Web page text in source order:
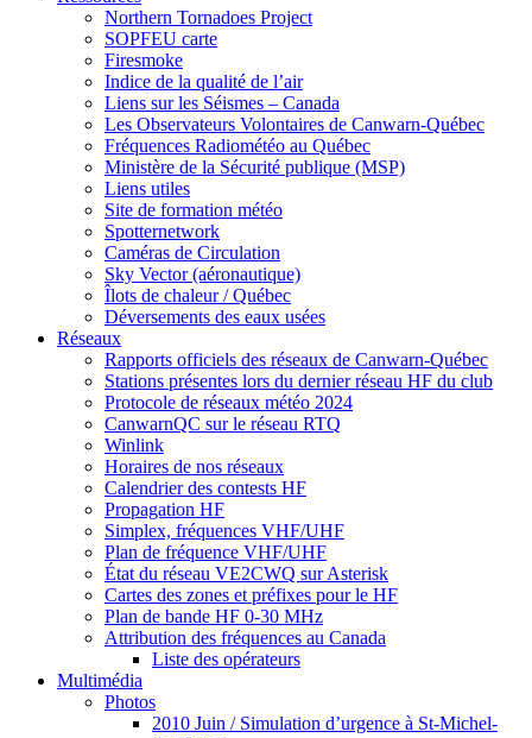
Northern Tornadoes Project
SOPFEU carte
Firesmoke
Indice de la qualité de l’air
Liens sur les Séismes – Canada
Les Observateurs Volontaires de Canwarn-Québec
Fréquences Radiométéo au Québec
Ministère de la Sécurité publique (MSP)
Liens utiles
Site de formation météo
Spotternetwork
Caméras de Circulation
Sky Vector (aéronautique)
Îlots de chaleur / Québec
Déversements des eaux usées
Réseaux
Rapports officiels des réseaux de Canwarn-Québec
Stations présentes lors du dernier réseau HF du club
Protocole de réseaux météo 2024
CanwarnQC sur le réseau RTQ
Winlink
Horaires de nos réseaux
Calendrier des contests HF
Propagation HF
Simplex, fréquences VHF/UHF
Plan de fréquence VHF/UHF
État du réseau VE2CWQ sur Asterisk
Cartes des zones et préfixes pour le HF
Plan de bande HF 0-30 MHz
Attribution des fréquences au Canada
Liste des opérateurs
Multimédia
Photos
2010 Juin / Simulation d’urgence à St-Michel-